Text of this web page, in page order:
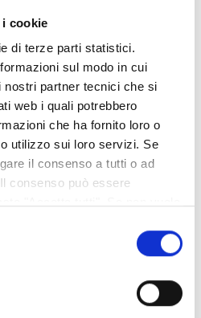
cookie
di terze parti statistici.
sul modo in cui
partner tecnici che si
web i quali potrebbero
che ha fornito loro o
utilizzo sui loro servizi. Se
il consenso a tutti o ad
consenso può essere
di transito per i mezzi
Pagina
successiva
che cerchi puoi affinare la
aggiuntivi del modulo di